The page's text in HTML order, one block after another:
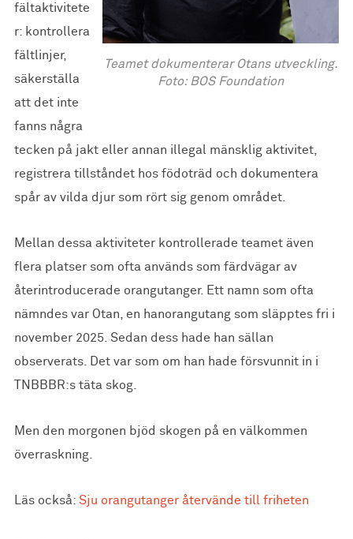
Teamet dokumenterar Otans utveckling.
Foto: BOS Foundation
fältaktivitete
r: kontrollera
fältlinjer,
säkerställa
att det inte
fanns några
tecken på jakt eller annan illegal mänsklig aktivitet,
registrera tillståndet hos födoträd och dokumentera
spår av vilda djur som rört sig genom området.
Mellan dessa aktiviteter kontrollerade teamet även
flera platser som ofta används som färdvägar av
återintroducerade orangutanger. Ett namn som ofta
nämndes var Otan, en hanorangutang som släpptes fri i
november 2025. Sedan dess hade han sällan
observerats. Det var som om han hade försvunnit in i
TNBBBR:s täta skog.
Men den morgonen bjöd skogen på en välkommen
överraskning.
Läs också: Sju orangutanger återvände till friheten